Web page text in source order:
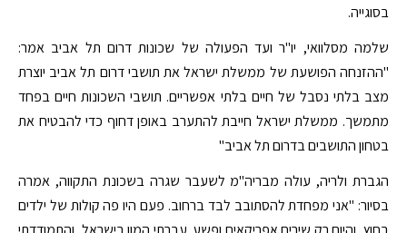
בסוגייה.
שלמה מסלוואי, יו"ר ועד הפעולה של שכונות דרום תל אביב אמר:
"ההזנחה הפושעת של ממשלת ישראל את תושבי דרום תל אביב יוצרת
מצב בלתי נסבל של חיים בלתי אפשריים. תושבי השכונות חיים בפחד
מתמשך. ממשלת ישראל חייבת להתערב באופן דחוף כדי להבטיח את
בטחון התושבים בדרום תל אביב"
הגברת ולריה, עולה מבריה"מ לשעבר שגרה בשכונת התקווה, אמרה
בסיור: "אני מפחדת להסתובב לבד ברחוב. פעם היו פה קולות של ילדים